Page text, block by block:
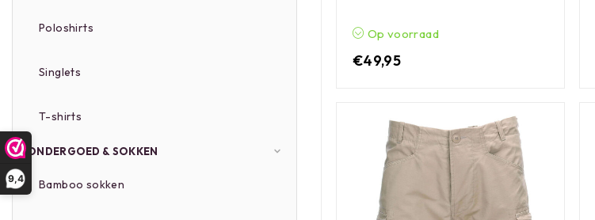
9,4
Poloshirts
Singlets
T-shirts
ONDERGOED & SOKKEN
Bamboo sokken
Op voorraad
€49,95